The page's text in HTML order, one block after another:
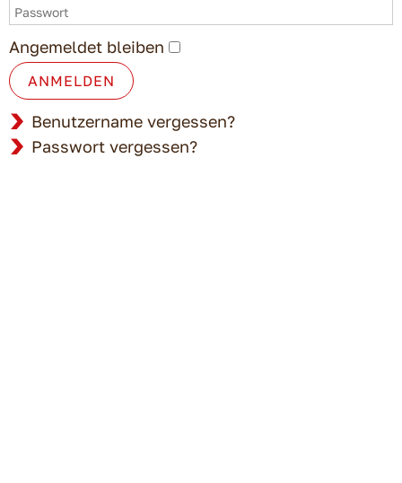
Angemeldet bleiben
ANMELDEN
Benutzername vergessen?
Passwort vergessen?